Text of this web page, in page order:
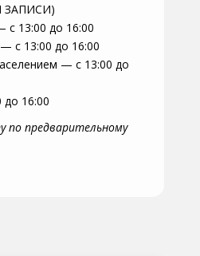
ЗАПИСИ)
с 13:00 до 16:00
с 13:00 до 16:00
— с 13:00 до
16:00
по предварительному